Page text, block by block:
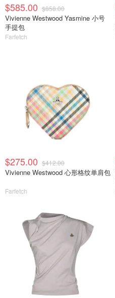
$585.00 $858.00
Vivienne Westwood Yasmine 小号
手提包
Farfetch
$275.00 $412.00
Vivienne Westwood 心形格纹单肩包
Farfetch